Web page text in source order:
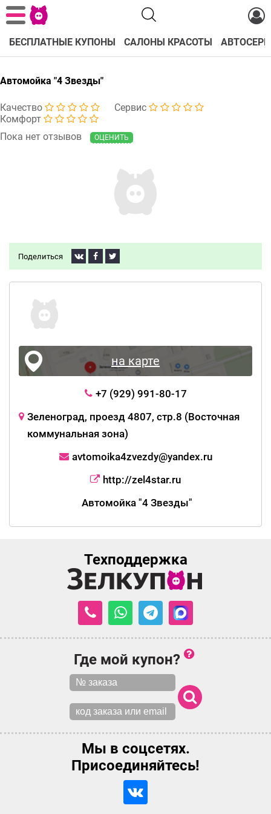
БЕСПЛАТНЫЕ КУПОНЫ САЛОНЫ КРАСОТЫ
Автомойка "4 Звезды"
Качество
Сервис
Комфорт
Пока нет отзывов
ОЦЕНИТЬ
Поделиться
на карте
+7 (929) 991-80-17
Зеленоград, проезд 4807, стр.8 (Восточная
коммунальная зона)
avtomoika4zvezdy@yandex.ru
http://zel4star.ru
Автомойка "4 Звезды"
Техподдержка
Где мой купон?
Мы в соцсетях.
Присоединяйтесь!